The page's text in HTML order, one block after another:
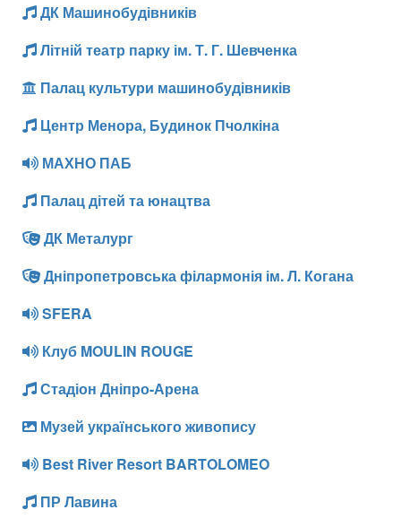
ДК Машинобудівників
Літній театр парку ім. Т. Г. Шевченка
Палац культури машинобудівників
Центр Менора, Будинок Пчолкіна
МАХНО ПАБ
Палац дітей та юнацтва
ДК Металург
Дніпропетровська філармонія ім. Л. Когана
SFERA
Клуб MOULIN ROUGE
Стадіон Дніпро-Арена
Музей українського живопису
Best River Resort BARTOLOMEO
ПР Лавина